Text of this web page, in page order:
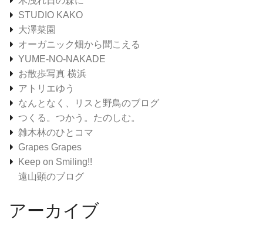
STUDIO KAKO
大澤菜園
オーガニック畑から聞こえる
YUME-NO-NAKADE
お散歩写真 横浜
アトリエゆう
なんとなく、リスと野鳥のブログ
つくる。つかう。たのしむ。
雑木林のひとコマ
Grapes Grapes
Keep on Smiling!!
遠山顕のブログ
アーカイブ